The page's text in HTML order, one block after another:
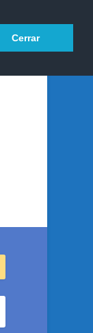
Cerrar